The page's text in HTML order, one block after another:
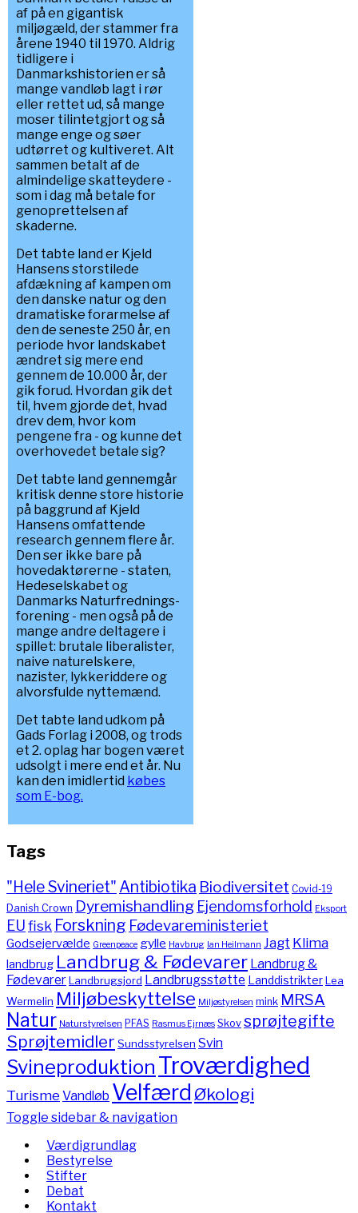
af på en gigantisk
miljøgæld, der stammer fra
årene 1940 til 1970. Aldrig
tidligere i
Danmarkshistorien er så
mange vandløb lagt i rør
eller rettet ud, så mange
moser tilintetgjort og så
mange enge og søer
udtørret og kultiveret. Alt
sammen betalt af de
almindelige skatteydere -
som i dag må betale for
genoprettelsen af
skaderne.
Det tabte land er Kjeld
Hansens storstilede
afdækning af kampen om
den danske natur og den
dramatiske forarmelse af
den de seneste 250 år, en
periode hvor landskabet
ændret sig mere end
gennem de 10.000 år, der
gik forud. Hvordan gik det
til, hvem gjorde det, hvad
drev dem, hvor kom
pengene fra - og kunne det
overhovedet betale sig?
Det tabte land gennemgår
kritisk denne store historie
på baggrund af Kjeld
Hansens omfattende
research gennem flere år.
Den ser ikke bare på
hovedaktørerne - staten,
Hedeselskabet og
Danmarks Naturfrednings-
forening - men også på de
mange andre deltagere i
spillet: brutale liberalister,
naive naturelskere,
nazister, lykkeriddere og
alvorsfulde nyttemænd.
Det tabte land udkom på
Gads Forlag i 2008, og trods
et 2. oplag har bogen været
udsolgt i mere end et år. Nu
kan den imidlertid købes
som E-bog.
Tags
"Hele Svineriet" Antibiotika Biodiversitet Covid-19
Danish Crown Dyremishandling Ejendomsforhold Eksport
EUfisk Forskning Fødevareministeriet
Godsejervælde Greenpeace gylle Havbrug Ian Heilmann Jagt Klima
landbrug Landbrug & Fødevarer Landbrug &
FødevarerLandbrugsjord Landbrugsstøtte LanddistrikterLea
Wermelin Miljøbeskyttelse Miljøstyrelsen mink MRSA
Natur Naturstyrelsen PFAS Rasmus Ejrnæs Skov sprøjtegifte
Sprøjtemidler Sundsstyrelsen Svin
Svineproduktion Troværdighed
TurismeVandløb Velfærd Økologi
Toggle sidebar & navigation
Værdigrundlag
Bestyrelse
Stifter
Debat
Kontakt